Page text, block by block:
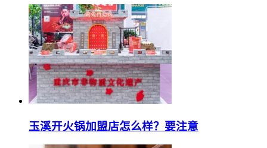
玉溪开火锅加盟店怎么样？要注意